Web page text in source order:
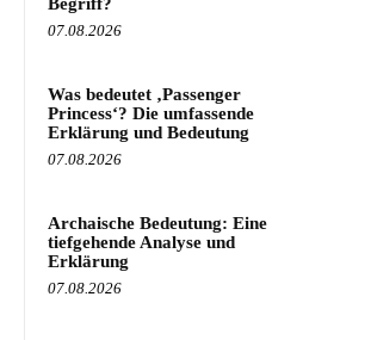
07.08.2026
Was bedeutet ‚Passenger
Princess‘? Die umfassende
Erklärung und Bedeutung
07.08.2026
Archaische Bedeutung: Eine
tiefgehende Analyse und
Erklärung
07.08.2026